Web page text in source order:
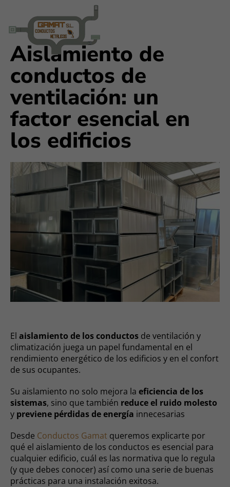
Aislamiento de
conductos de
ventilación: un
factor esencial en
los edificios
El aislamiento de los conductos de ventilación y
climatización juega un papel fundamental en el
rendimiento energético de los edificios y en el confort
de sus ocupantes.
Su aislamiento no solo mejora la eficiencia de los
sistemas, sino que también reduce el ruido molesto
y previene pérdidas de energía innecesarias
Desde Conductos Gamat queremos explicarte por
qué el aislamiento de los conductos es esencial para
cualquier edificio, cuál es las normativa que lo regula
(y que debes conocer) así como una serie de buenas
prácticas para una instalación exitosa.